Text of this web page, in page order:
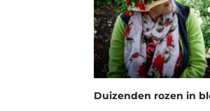
Duizenden rozen in